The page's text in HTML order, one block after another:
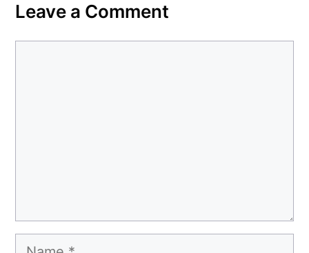
Leave a Comment
Name